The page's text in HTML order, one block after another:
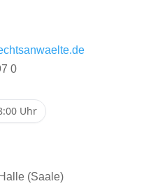
0
Uhr
(Saale)